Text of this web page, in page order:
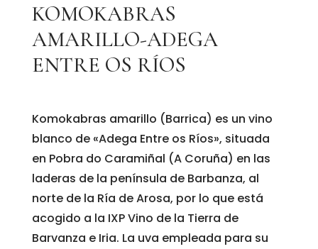
KOMOKABRAS
AMARILLO-ADEGA
ENTRE OS RÍOS
Komokabras amarillo (Barrica) es un vino
blanco de «Adega Entre os Ríos», situada
en Pobra do Caramiñal (A Coruña) en las
laderas de la península de Barbanza, al
norte de la Ría de Arosa, por lo que está
acogido a la IXP Vino de la Tierra de
Barvanza e Iria. La uva empleada para su